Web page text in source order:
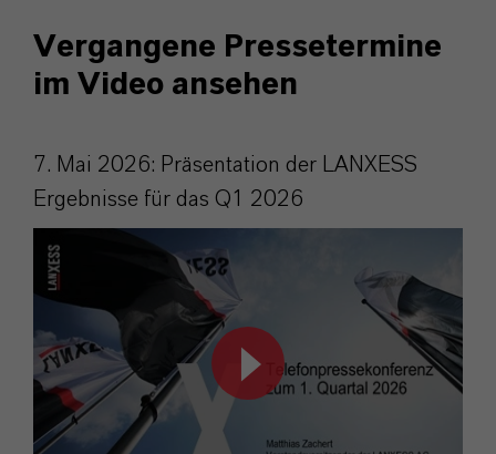
Vergangene Pressetermine
im Video ansehen
7. Mai 2026: Präsentation der LANXESS
Ergebnisse für das Q1 2026